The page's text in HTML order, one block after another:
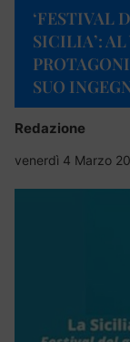
‘FESTIVAL
SICILIA’:
SUO
Redazione
venerdì 4 Marzo